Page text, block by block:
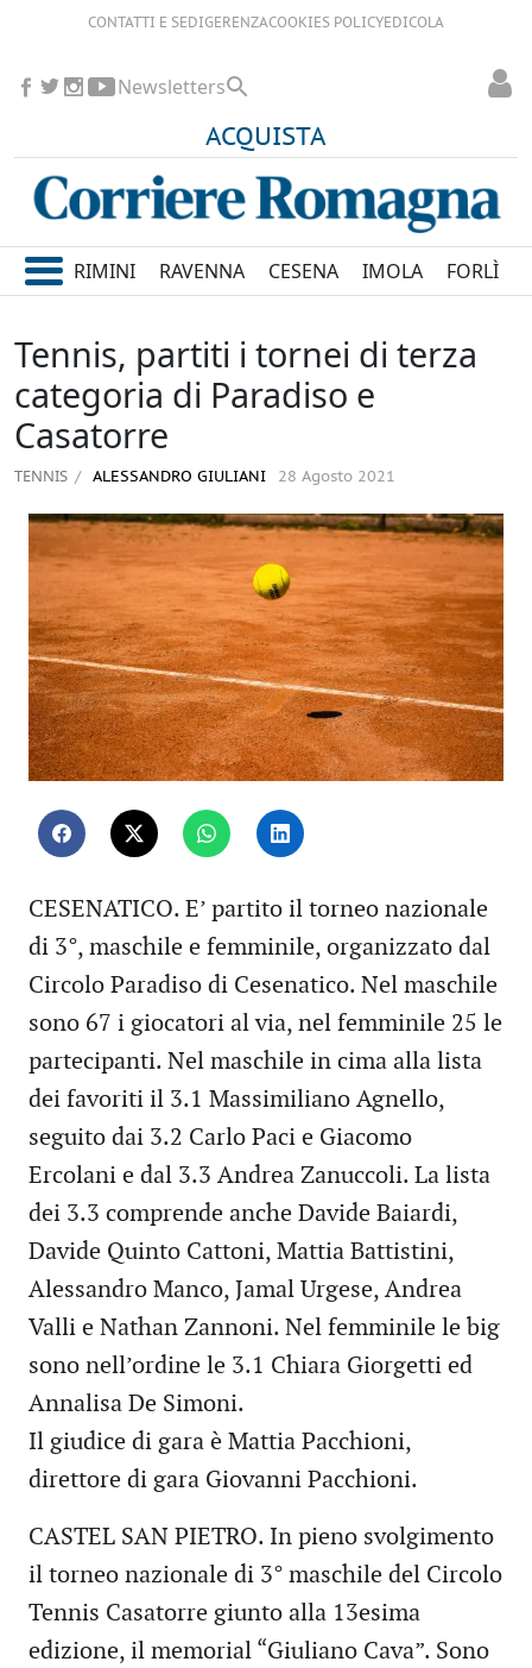
CONTATTI E SEDIGERENZACOOKIES POLICYEDICOLA
ACQUISTA
Newsletters
RIMINI RAVENNA CESENA IMOLA FORLÌ
Tennis, partiti i tornei di terza
categoria di Paradiso e
Casatorre
TENNIS ALESSANDRO GIULIANI 28 Agosto 2021
CESENATICO. E’ partito il torneo nazionale
di 3°, maschile e femminile, organizzato dal
Circolo Paradiso di Cesenatico. Nel maschile
sono 67 i giocatori al via, nel femminile 25 le
partecipanti. Nel maschile in cima alla lista
dei favoriti il 3.1 Massimiliano Agnello,
seguito dai 3.2 Carlo Paci e Giacomo
Ercolani e dal 3.3 Andrea Zanuccoli. La lista
dei 3.3 comprende anche Davide Baiardi,
Davide Quinto Cattoni, Mattia Battistini,
Alessandro Manco, Jamal Urgese, Andrea
Valli e Nathan Zannoni. Nel femminile le big
sono nell’ordine le 3.1 Chiara Giorgetti ed
Annalisa De Simoni.
Il giudice di gara è Mattia Pacchioni,
direttore di gara Giovanni Pacchioni.
CASTEL SAN PIETRO. In pieno svolgimento
il torneo nazionale di 3° maschile del Circolo
Tennis Casatorre giunto alla 13esima
edizione, il memorial “Giuliano Cava”. Sono